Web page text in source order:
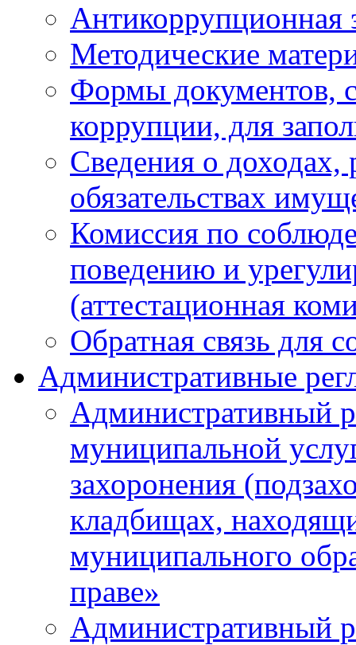
Антикоррупционная
Методические
Формы документов,
коррупции, для
Сведения о доходах,
обязательствах
Комиссия по
поведению и
(аттестационная
Обратная связь для
Административные
Административный
муниципальной
захоронения
кладбищах,
муниципального
праве»
Административный